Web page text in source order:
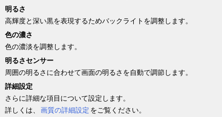
明るさ
高輝度と深い黒を表現するためバックライトを調整します。
色の濃さ
色の濃淡を調整します。
明るさセンサー
周囲の明るさに合わせて画面の明るさを自動で調節します。
詳細設定
さらに詳細な項目について設定します。
詳しくは、 画質の詳細設定 をご覧ください。